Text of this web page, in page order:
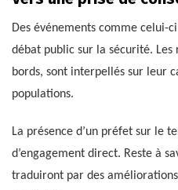
Des événements comme celui-
débat public sur la sécurité. Les
bords, sont interpellés sur leur
populations.
La présence d’un préfet sur le
d’engagement direct. Reste à
traduiront par des